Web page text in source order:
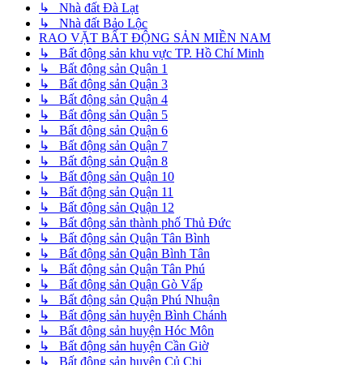
↳ Nhà đất Đà Lạt
↳ Nhà đất Bảo Lộc
RAO VẶT BẤT ĐỘNG SẢN MIỀN NAM
↳ Bất động sản khu vực TP. Hồ Chí Minh
↳ Bất động sản Quận 1
↳ Bất động sản Quận 3
↳ Bất động sản Quận 4
↳ Bất động sản Quận 5
↳ Bất động sản Quận 6
↳ Bất động sản Quận 7
↳ Bất động sản Quận 8
↳ Bất động sản Quận 10
↳ Bất động sản Quận 11
↳ Bất động sản Quận 12
↳ Bất động sản thành phố Thủ Đức
↳ Bất động sản Quận Tân Bình
↳ Bất động sản Quận Bình Tân
↳ Bất động sản Quận Tân Phú
↳ Bất động sản Quận Gò Vấp
↳ Bất động sản Quận Phú Nhuận
↳ Bất động sản huyện Bình Chánh
↳ Bất động sản huyện Hóc Môn
↳ Bất động sản huyện Cần Giờ
↳ Bất động sản huyện Củ Chi